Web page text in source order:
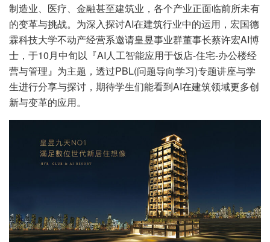
制造业、医疗、金融甚至建筑业，各个产业正面临前所未有
的变革与挑战。为深入探讨AI在建筑行业中的运用，宏国德
霖科技大学不动产经营系邀请皇昱事业群董事长蔡许宏AI博
士，于10月中旬以『AI人工智能应用于饭店-住宅-办公楼经
营与管理』为主题，透过PBL(问题导向学习)专题讲座与学
生进行分享与探讨，期待学生们能看到AI在建筑领域更多创
新与变革的应用。